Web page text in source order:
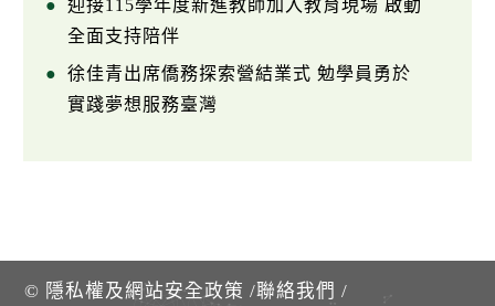
迎接115學年度新進教師加入教育現場 啟動
全面支持陪伴
徐佳青出席僑務探索營結業式 勉學員勇於
實踐夢想服務臺灣
© 隱私權及網站安全政策 /聯絡我們 /